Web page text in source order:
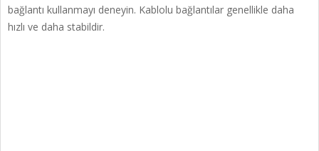
bağlantı kullanmayı deneyin. Kablolu bağlantılar genellikle daha
hızlı ve daha stabildir.